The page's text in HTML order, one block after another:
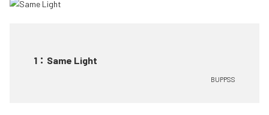
1 ： Same Light
BUPPSS